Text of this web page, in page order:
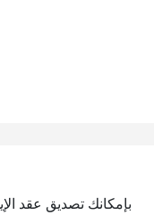
بإمكانك تصديق عقد